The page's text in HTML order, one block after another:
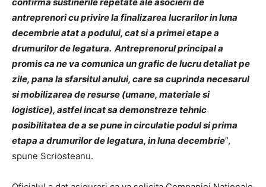
antreprenori cu privire la finalizarea lucrarilor in luna
decembrie atat a podului, cat si a primei etape a
drumurilor de legatura. Antreprenorul principal a
promis ca ne va comunica un grafic de lucru detaliat pe
zile, pana la sfarsitul anului, care sa cuprinda necesarul
si mobilizarea de resurse (umane, materiale si
logistice), astfel incat sa demonstreze tehnic
posibilitatea de a se pune in circulatie podul si prima
etapa a drumurilor de legatura, in luna decembrie”,
spune Scriosteanu.